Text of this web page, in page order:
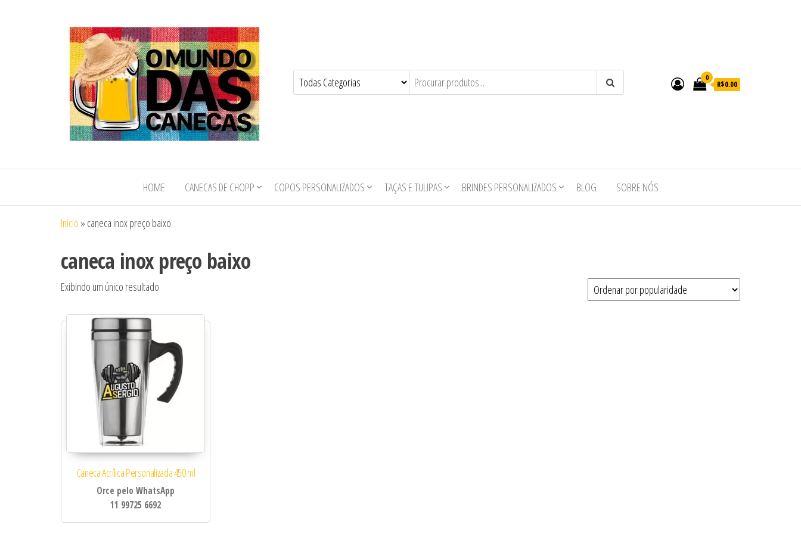
Personalizados
Canecas de
0
R$0.00
HOME CANECAS DE CHOPP COPOS PERSONALIZADOS TAÇAS E TULIPAS BRINDES PERSONALIZADOS BLOG SOBRE NÓS
Início » caneca inox preço baixo
caneca inox preço baixo
Exibindo um único resultado
Caneca Acrílica Personalizada 450 ml
Orce pelo WhatsApp
11 99725 6692